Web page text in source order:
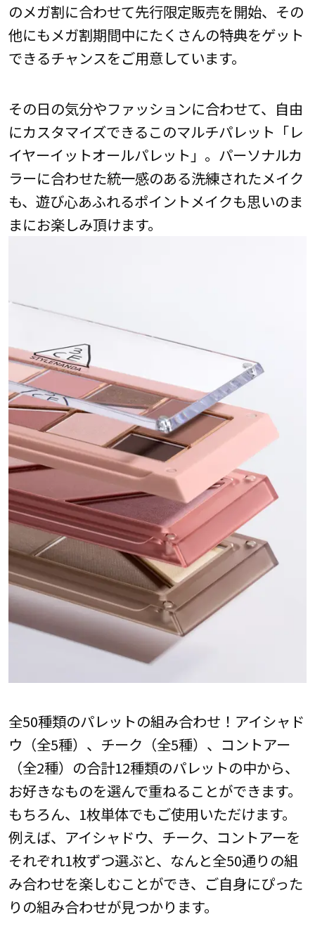
のメガ割に合わせて先行限定販売を開始、その
他にもメガ割期間中にたくさんの特典をゲット
できるチャンスをご用意しています。
その日の気分やファッションに合わせて、自由
にカスタマイズできるこのマルチパレット「レ
イヤーイットオールパレット」。パーソナルカ
ラーに合わせた統一感のある洗練されたメイク
も、遊び心あふれるポイントメイクも思いのま
まにお楽しみ頂けます。
全50種類のパレットの組み合わせ！アイシャド
ウ（全5種）、チーク（全5種）、コントアー
（全2種）の合計12種類のパレットの中から、
お好きなものを選んで重ねることができます。
もちろん、1枚単体でもご使用いただけます。
例えば、アイシャドウ、チーク、コントアーを
それぞれ1枚ずつ選ぶと、なんと全50通りの組
み合わせを楽しむことができ、ご自身にぴった
りの組み合わせが見つかります。